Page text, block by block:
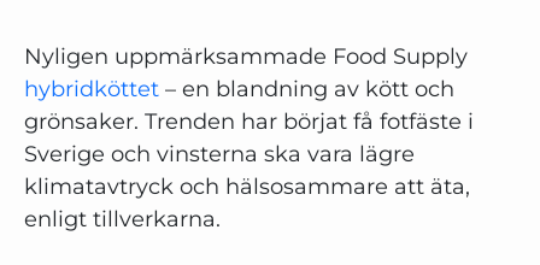
Nyligen uppmärksammade Food Supply
hybridköttet – en blandning av kött och
grönsaker. Trenden har börjat få fotfäste i
Sverige och vinsterna ska vara lägre
klimatavtryck och hälsosammare att äta,
enligt tillverkarna.